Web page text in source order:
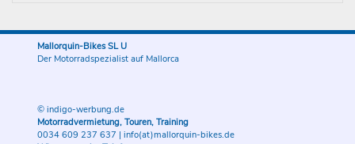
Mallorquin-Bikes SL U
Der Motorradspezialist auf Mallorca
© indigo-werbung.de
Motorradvermietung, Touren, Training
0034 609 237 637 | info(at)mallorquin-bikes.de